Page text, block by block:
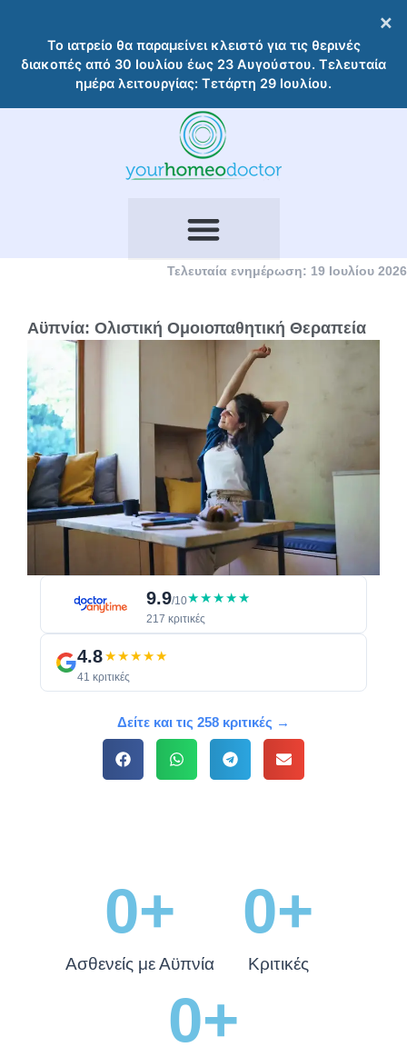
Το ιατρείο θα παραμείνει κλειστό για τις θερινές
διακοπές από 30 Ιουλίου έως 23 Αυγούστου. Τελευταία
ημέρα λειτουργίας: Τετάρτη 29 Ιουλίου.
×
περιεχόμενο
Τελευταία ενημέρωση: 19 Ιουλίου 2026
Αϋπνία: Ολιστική Ομοιοπαθητική Θεραπεία
9.9/10★★★★★
217 κριτικές
4.8★★★★★
41 κριτικές
Δείτε και τις 258 κριτικές →
Ασθενείς με Αϋπνία
0+
Κριτικές
0+
0+